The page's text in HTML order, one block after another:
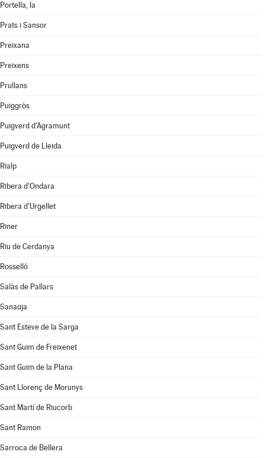
Portella, la
Prats i Sansor
Preixana
Preixens
Prullans
Puiggròs
Puigverd d'Agramunt
Puigverd de Lleida
Rialp
Ribera d'Ondara
Ribera d'Urgellet
Riner
Riu de Cerdanya
Rosselló
Salàs de Pallars
Sanaüja
Sant Esteve de la Sarga
Sant Guim de Freixenet
Sant Guim de la Plana
Sant Llorenç de Morunys
Sant Martí de Riucorb
Sant Ramon
Sarroca de Bellera